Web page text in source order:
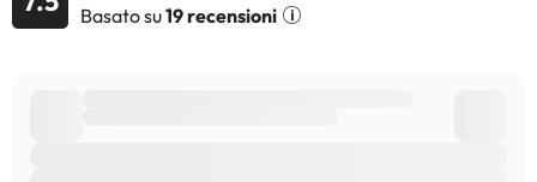
Alcuni dei servizi indicati potrebbero essere a pagamento. Puoi
Basato su19 recensioni